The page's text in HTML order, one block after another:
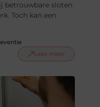
betrouwbare sloten
Toch kan een
Lees meer